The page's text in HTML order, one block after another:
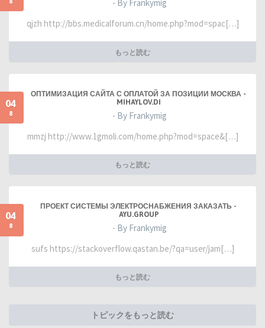
- By Frankymig
qjzh http://bbs.medicalforum.cn/home.php?mod=spac[…]
もっと読む
04
8
ОПТИМИЗАЦИЯ САЙТА С ОПЛАТОЙ ЗА ПОЗИЦИИ МОСКВА -
MIHAYLOV.DI
- By Frankymig
mmzj http://www.1gmoli.com/home.php?mod=space&[…]
もっと読む
04
8
ПРОЕКТ СИСТЕМЫ ЭЛЕКТРОСНАБЖЕНИЯ ЗАКАЗАТЬ -
AYU.GROUP
- By Frankymig
sufs https://stackoverflow.qastan.be/?qa=user/jam[…]
もっと読む
トピックをもっと読む